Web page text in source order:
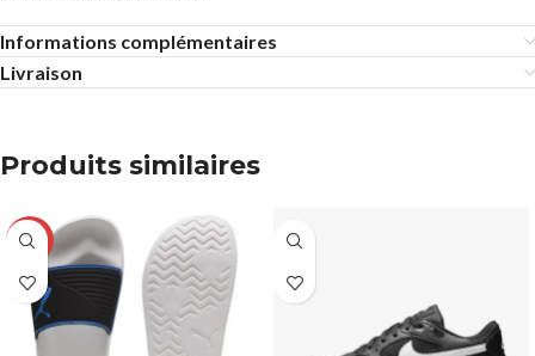
Informations complémentaires
Livraison
Produits similaires
-23%